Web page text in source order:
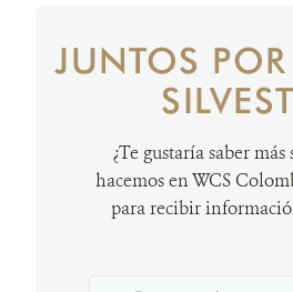
JUNTOS
¿Te gustaría saber
hacemos en WCS
para recibir